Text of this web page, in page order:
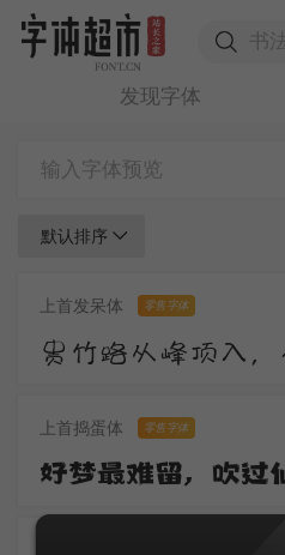
发现字体
默认排序
上首发呆体 零售字体
上首捣蛋体 零售字体